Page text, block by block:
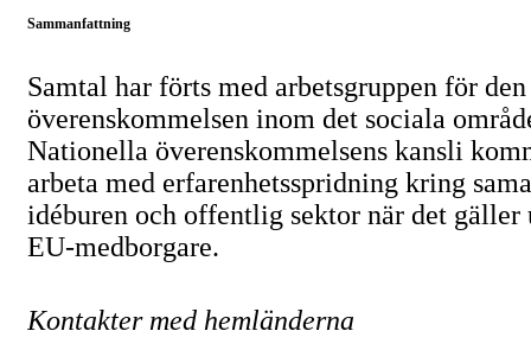
Sammanfattning
Samtal har förts med arbetsgruppen för
överenskommelsen inom det sociala
Nationella överenskommelsens kansli
arbeta med erfarenhetsspridning kring
idéburen och offentlig sektor när det gäller
EU-medborgare.
Kontakter med hemländerna